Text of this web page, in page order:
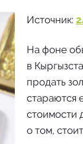
Источник:
На фоне
в
продать
стараются
стоимости
о том,